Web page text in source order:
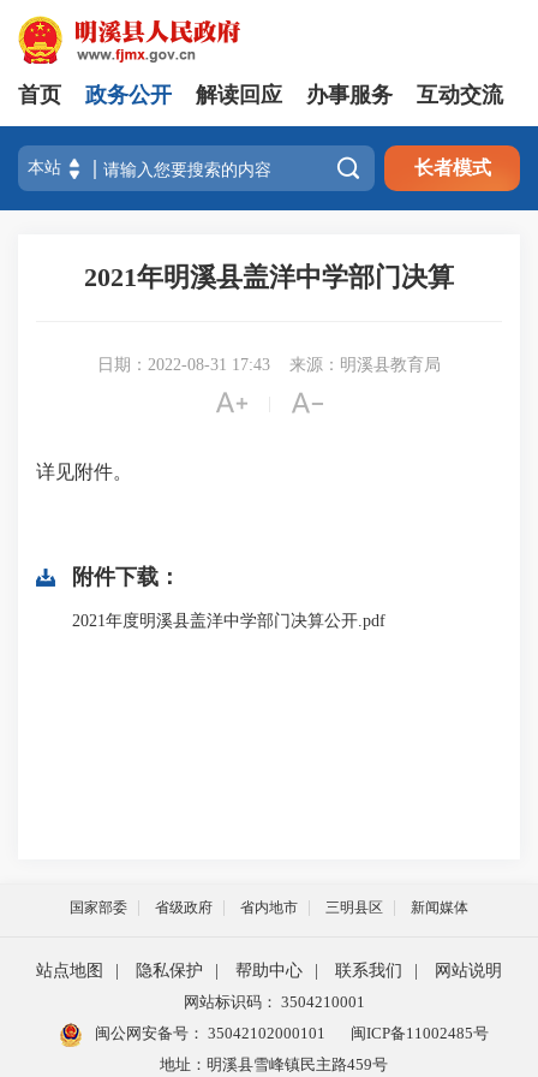
首页 政务公开 解读回应 办事服务 互动交流
 长者模式
2021年明溪县盖洋中学部门决算
日期：2022-08-31 17:43 来源：明溪县教育局
 
详见附件。
附件下载：
2021年度明溪县盖洋中学部门决算公开.pdf
国家部委 省级政府 省内地市 三明县区 新闻媒体
站点地图 隐私保护 帮助中心 联系我们
网站说明
网站标识码： 3504210001
闽公网安备号： 35042102000101
闽ICP备11002485号
地址：明溪县雪峰镇民主路459号